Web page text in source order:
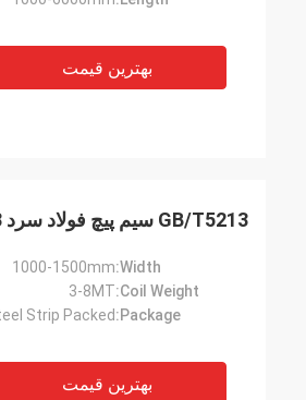
بهترین قیمت
GB/T5213 سیم پیچ فولاد سرد 0.3-3.0mm ضخامت 3-8MT وزن سیم پیچ
Width:
1000-1500mm
Coil Weight:
3-8MT
Package:
Strip Packed
بهترین قیمت